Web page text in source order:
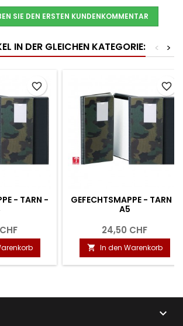
SIE DEN ERSTEN KUNDENKOMMENTAR
IN DER GLEICHEN KATEGORIE: >
<
- TARN -
favorite_border
GEFECHTSMAPPE - TARN -
A5
24,50 CHF
 In den Warenkorb
favorite_border
